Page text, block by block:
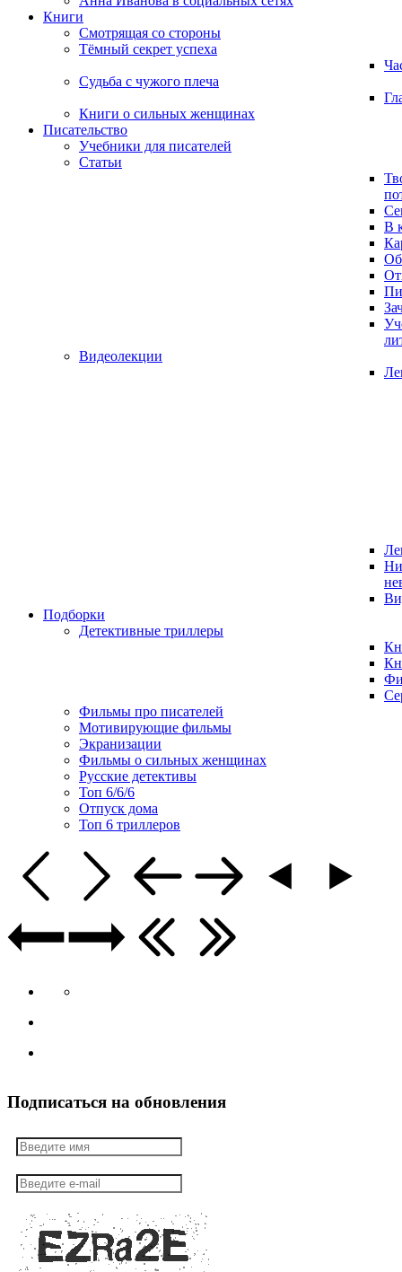
Книги
Смотрящая со стороны
Тёмный секрет успеха
Судьба с чужого плеча
Книги о сильных женщинах
Писательство
Учебники для писателей
Статьи
В
Видеолекции
Подборки
Детективные триллеры
Фильмы про писателей
Мотивирующие фильмы
Экранизации
Фильмы о сильных женщинах
Русские детективы
Топ 6/6/6
Отпуск дома
Топ 6 триллеров
Подписаться на обновления